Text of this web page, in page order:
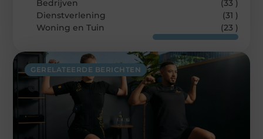
GERELATEERDE BERICHTEN
Bedrijven
(33 )
Dienstverlening
(31 )
Woning en Tuin
(23 )